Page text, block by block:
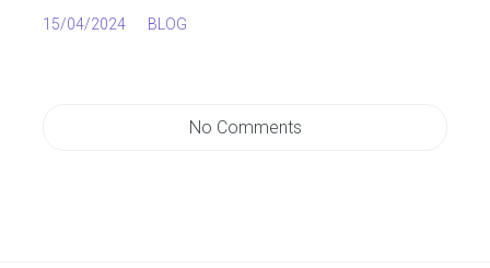
15/04/2024 BLOG
No Comments